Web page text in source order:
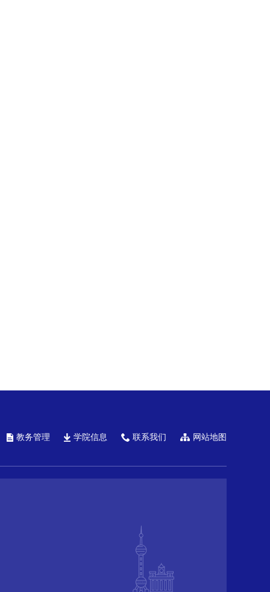
教务管理 学院信息 联系我们 网站地图